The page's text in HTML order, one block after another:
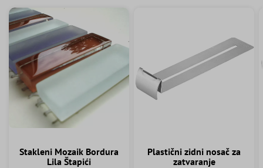
Stakleni Mozaik Bordura
Lila Štapići
Plastični zidni nosač za
zatvaranje